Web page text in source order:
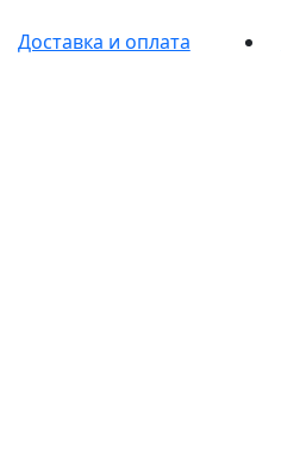
Доставка и оплата